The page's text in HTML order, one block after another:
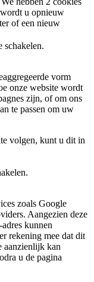
u opnieuw
of een nieuw
schakelen.
vorm
onze website wordt
zijn, of om ons
te passen om uw
volgen, kunt u dit in
zoals Google
Aangezien deze
kunnen
rekening mee dat dit
aanzienlijk kan
u de pagina